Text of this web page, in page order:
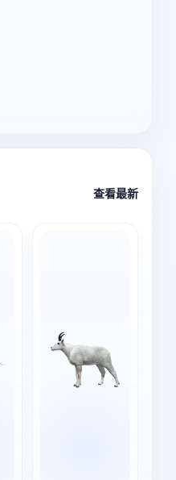
查看最新